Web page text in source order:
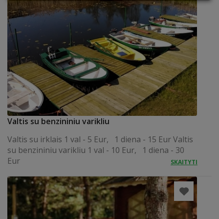
Valtis su benzininiu varikliu
Valtis su irklais 1 val - 5 Eur, 1 diena - 15 Eur Valtis
su benzininiu varikliu 1 val - 10 Eur, 1 diena - 30
Eur
SKAITYTI